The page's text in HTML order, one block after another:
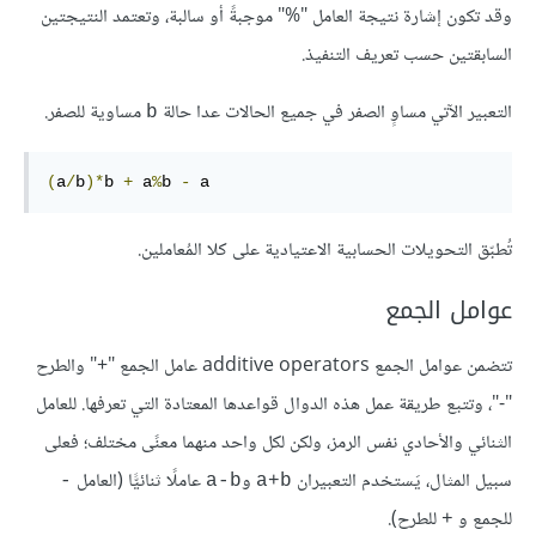
وقد تكون إشارة نتيجة العامل "%" موجبةً أو سالبة، وتعتمد النتيجتين
السابقتين حسب تعريف التنفيذ.
التعبير الآتي مساوٍ الصفر في جميع الحالات عدا حالة b مساوية للصفر.
(a/b)*b + a%b - a
تُطبّق التحويلات الحسابية الاعتيادية على كلا المُعاملين.
عوامل الجمع
تتضمن عوامل الجمع additive operators عامل الجمع "+" والطرح
"-"، وتتبع طريقة عمل هذه الدوال قواعدها المعتادة التي تعرفها. للعامل
الثنائي والأحادي نفس الرمز، ولكن لكل واحد منهما معنًى مختلف؛ فعلى
سبيل المثال، يَستخدم التعبيران a+b وa-b عاملًا ثنائيًّا (العامل -
للجمع و + للطرح).